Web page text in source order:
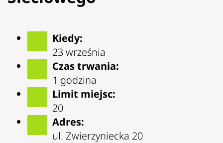
Kiedy:
23 września
Czas trwania:
1 godzina
Limit miejsc:
20
Adres:
ul. Zwierzyniecka 20